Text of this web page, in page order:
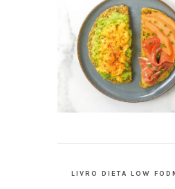
LIVRO DIETA LOW